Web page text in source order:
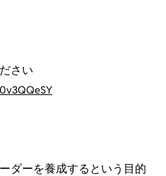
さい
ダーを養成するという目的